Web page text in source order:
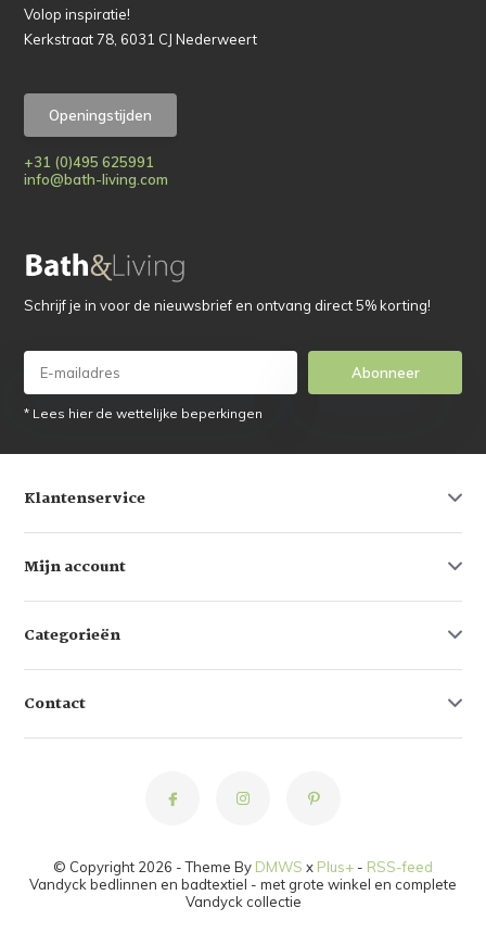
Volop inspiratie!
Kerkstraat 78, 6031 CJ Nederweert
Openingstijden
+31 (0)495 625991
info@bath-living.com
Schrijf je in voor de nieuwsbrief en ontvang direct 5% korting!
Abonneer
* Lees hier de wettelijke beperkingen
Klantenservice
Mijn account
Categorieën
Contact
© Copyright 2026 - Theme By DMWS x Plus+ - RSS-feed
Vandyck bedlinnen en badtextiel - met grote winkel en complete
Vandyck collectie